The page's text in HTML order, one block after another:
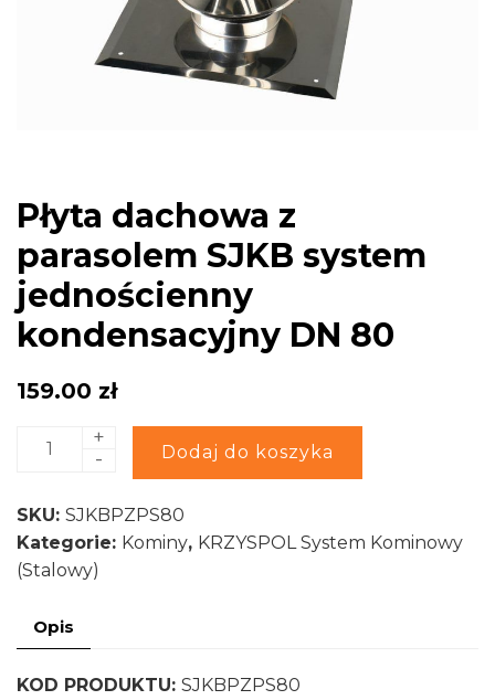
Płyta dachowa z
parasolem SJKB system
jednościenny
kondensacyjny DN 80
159.00 zł
ilość
z
parasolem
SJKB
jednościenny
DN
+
-
Dodaj do koszyka
Alternative:
SKU: SJKBPZPS80
Kategorie: Kominy, KRZYSPOL System Kominowy
(Stalowy)
Opis
KOD PRODUKTU: SJKBPZPS80